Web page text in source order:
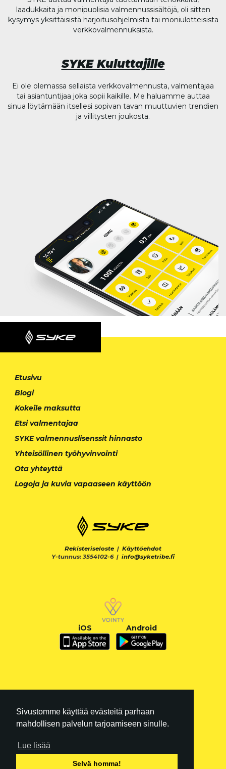
Sivustomme käyttää evästeitä parhaan
mahdollisen palvelun tarjoamiseen sinulle.
Lue lisää
Selvä homma!
laadukkaita ja monipuolisia valmennussisältöjä, oli sitten
kysymys yksittäisistä harjoitusohjelmista tai moniulotteisista
verkkovalmennuksista.
SYKE Kuluttajille
Ei ole olemassa sellaista verkkovalmennusta, valmentajaa
tai asiantuntijaa joka sopii kaikille. Me haluamme auttaa
sinua löytämään itsellesi sopivan tavan muuttuvien trendien
ja villitysten joukosta.
Etusivu
Blogi
Kokeile maksutta
Etsi valmentajaa
SYKE valmennuslisenssit hinnasto
Yhteisöllinen työhyvinvointi
Ota yhteyttä
Logoja ja kuvia vapaaseen käyttöön
Rekisteriseloste | Käyttöehdot
Y-tunnus: 3554102-6 | info@syketribe.fi
iOS Android